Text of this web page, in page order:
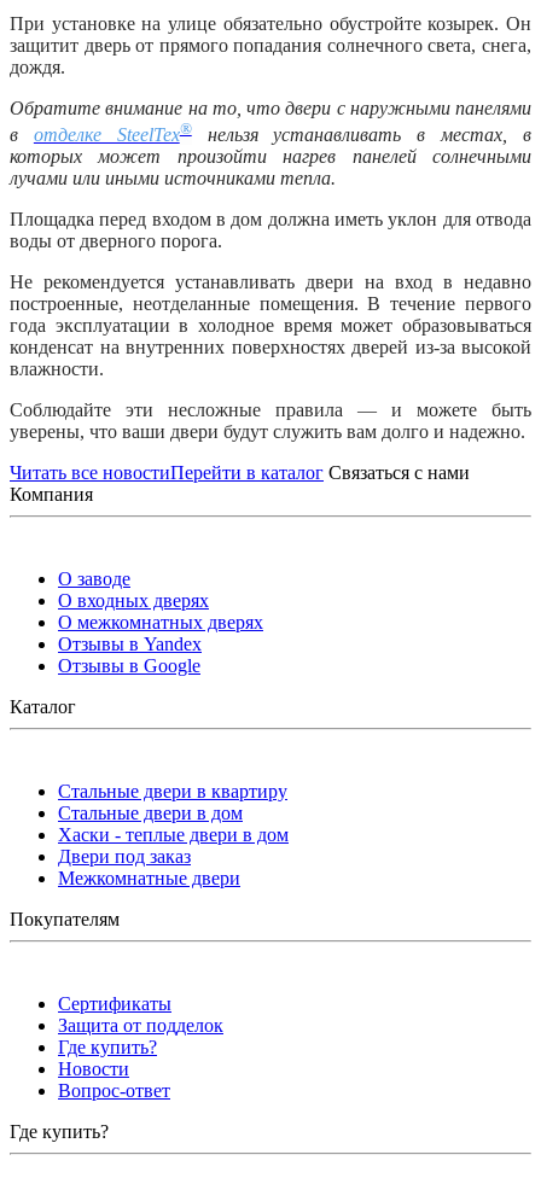
При установке на улице обязательно обустройте козырек. Он
защитит дверь от прямого попадания солнечного света, снега,
дождя.
Обратите внимание на то, что двери с наружными панелями
в отделке SteelTex®нельзя устанавливать в местах, в
которых может произойти нагрев панелей солнечными
лучами или иными источниками тепла.
Площадка перед входом в дом должна иметь уклон для отвода
воды от дверного порога.
Не рекомендуется устанавливать двери на вход в недавно
построенные, неотделанные помещения. В течение первого
года эксплуатации в холодное время может образовываться
конденсат на внутренних поверхностях дверей из-за высокой
влажности.
Соблюдайте эти несложные правила — и можете быть
уверены, что ваши двери будут служить вам долго и надежно.
Читать все новостиПерейти в каталог Связаться с нами
Компания
О заводе
О входных дверях
О межкомнатных дверях
Отзывы в Yandex
Отзывы в Google
Каталог
Стальные двери в квартиру
Стальные двери в дом
Хаски - теплые двери в дом
Двери под заказ
Межкомнатные двери
Покупателям
Сертификаты
Защита от подделок
Где купить?
Новости
Вопрос-ответ
Где купить?